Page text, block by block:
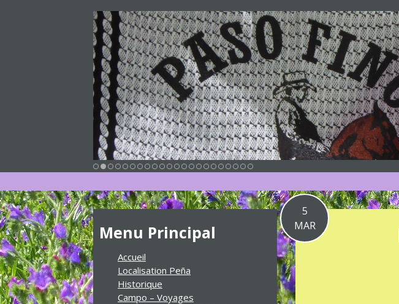
5
MAR
Menu Principal
Accueil
Localisation Peña
Historique
Campo – Voyages